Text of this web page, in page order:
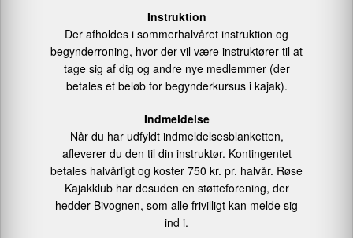
Instruktion
Der afholdes i sommerhalvåret instruktion og
begynderroning, hvor der vil være instruktører til at
tage sig af dig og andre nye medlemmer (der
betales et beløb for begynderkursus i kajak).
Indmeldelse
Når du har udfyldt indmeldelsesblanketten,
afleverer du den til din instruktør. Kontingentet
betales halvårligt og koster 750 kr. pr. halvår. Røse
Kajakklub har desuden en støtteforening, der
hedder Bivognen, som alle frivilligt kan melde sig
ind i.